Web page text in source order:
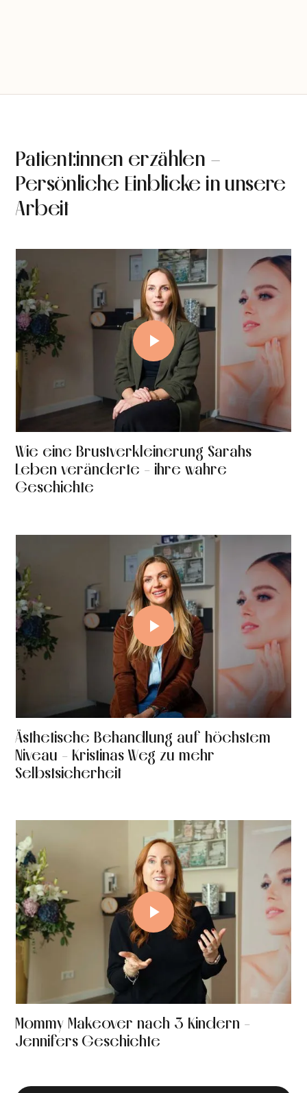
Patient:innen erzählen –
Persönliche Einblicke in unsere
Arbeit
Wie eine Brustverkleinerung Sarahs
Leben veränderte - ihre wahre
Geschichte
Ästhetische Behandlung auf höchstem
Niveau - Kristinas Weg zu mehr
Selbstsicherheit
Mommy Makeover nach 3 Kindern -
Jennifers Geschichte